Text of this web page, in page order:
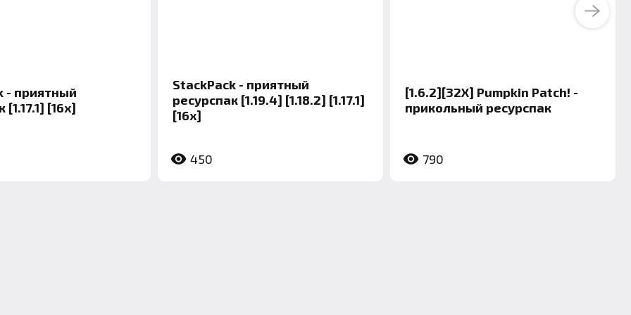
- приятный
[1.17.1] [16x]
StackPack - приятный
ресурспак [1.19.4] [1.18.2] [1.17.1]
[16x]
450
[1.6.2][32X] Pumpkin Patch! -
прикольный ресурспак
790
Next